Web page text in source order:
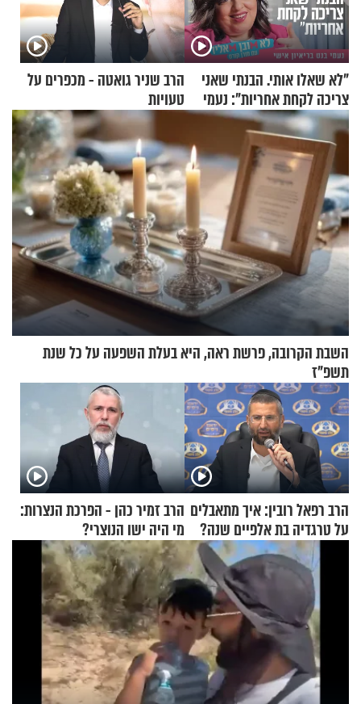
"לא שאלו אותי. הבנתי שאני
צריכה לקחת אחריות": נעמי
בנט בריאיון אישי
הרב שניר גואטה - מכפרים על
טעויות
השבת הקרובה, פרשת ראה, היא בעלת השפעה על כל שנת
תשפ"ז
הרב רפאל רובין: איך מתאבלים
על טרגדיה בת אלפיים שנה?
הרב זמיר כהן - הפרכת הנצרות:
מי היה ישו הנוצרי?